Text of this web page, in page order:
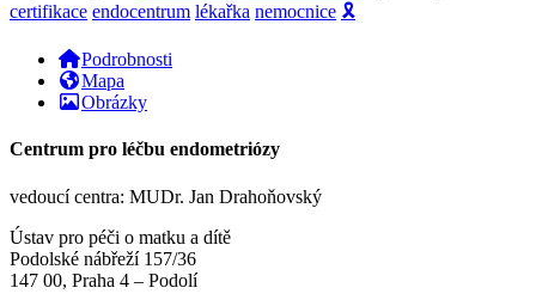
certifikace endocentrum lékařka nemocnice 🎗
Podrobnosti
Mapa
Obrázky
Centrum pro léčbu endometriózy
vedoucí centra: MUDr. Jan Drahoňovský
Ústav pro péči o matku a dítě
Podolské nábřeží 157/36
147 00, Praha 4 – Podolí